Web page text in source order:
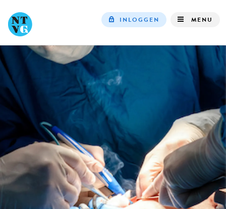
navigation
INLOGGEN MENU